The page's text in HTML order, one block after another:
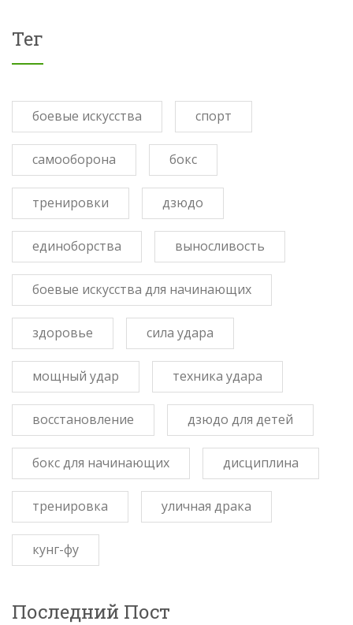
Тег
боевые искусства спорт
самооборона бокс
тренировки дзюдо
единоборства выносливость
боевые искусства для начинающих
здоровье сила удара
мощный удар техника удара
восстановление дзюдо для детей
бокс для начинающих дисциплина
тренировка уличная драка
кунг-фу
Последний Пост